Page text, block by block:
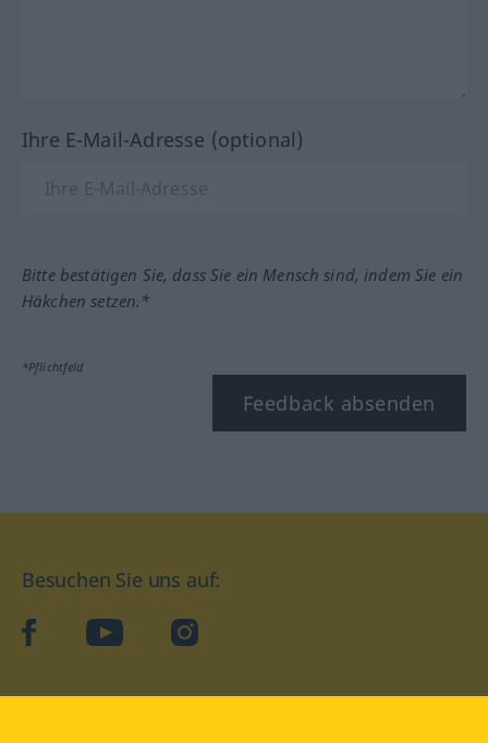
Ihre E-Mail-Adresse (optional)
Bitte bestätigen Sie, dass Sie ein Mensch sind, indem Sie ein
Häkchen setzen.*
*Pflichtfeld
Feedback absenden
Besuchen Sie uns auf:
facebookYouTube Instagram